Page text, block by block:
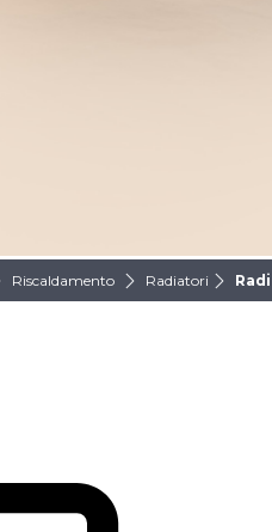
Riscaldamento Radiatori